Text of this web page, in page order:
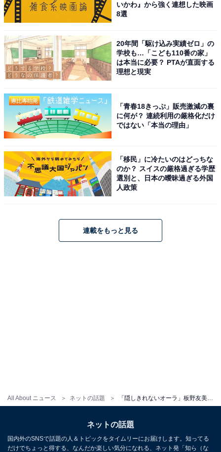
All About ニュース ネットの話題
いかわ』から強く連想した映画
8選
20年間「駆け込み実績ゼロ」の
学校も…「こども110番の家」
は本当に必要？ PTAが直面する
理想と現実
「青春18きっぷ」販売激減の裏
に何が？ 連続利用の厳格化だけ
ではない「本当の理由」
「移民」に冷たいのはどっちな
のか？ スイスの厳格過ぎる学歴
選別と、日本の曖昧過ぎる外国
人政策
連載をもっと見る
ネットの話題
国内外のSNSで話題の人＆トピックをタイムリーにお届けします。知ってる
だけでちょっと得する、なんだか楽しい気分になれる、ネット発「知ら（な